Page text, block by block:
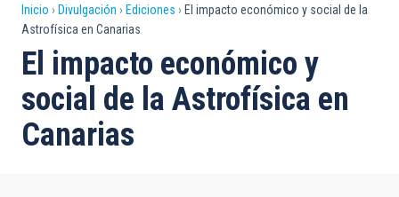
Sobrescribir
enlaces
de
ayuda
a
Inicio Divulgación Ediciones
El impacto económico y social de la
Astrofísica en Canarias
El impacto económico y
social de la Astrofísica en
Canarias